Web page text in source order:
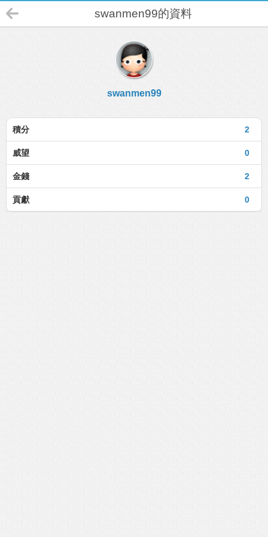
swanmen99的資料
swanmen99
2
積分
0
威望
2
金錢
0
貢獻